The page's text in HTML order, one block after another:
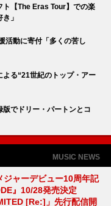
ト【The Eras Tour】での楽
」
活動に寄付「多くの苦し
る“21世紀のトップ・アー
でドリー・パートンとコ
MUSIC NEWS
ャーデビュー10周年記
』10/28発売決定
[Re:]」先行配信開